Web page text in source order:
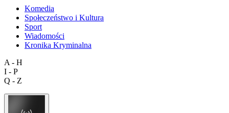
Komedia
Społeczeństwo i Kultura
Sport
Wiadomości
Kronika Kryminalna
A - H
I - P
Q - Z